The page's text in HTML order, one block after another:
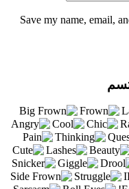
Save my name, email,